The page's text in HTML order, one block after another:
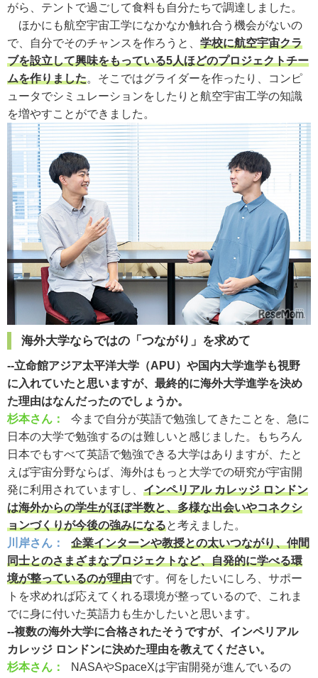
がら、テントで過ごして食料も自分たちで調達しました。
ほかにも航空宇宙工学になかなか触れ合う機会がないの
で、自分でそのチャンスを作ろうと、 学校に航空宇宙クラ
ブを設立して興味をもっている5人ほどのプロジェクトチー
ムを作りました。そこではグライダーを作ったり、コンピ
ュータでシミュレーションをしたりと航空宇宙工学の知識
を増やすことができました。
海外大学ならではの「つながり」を求めて
--立命館アジア太平洋大学（APU）や国内大学進学も視野
に入れていたと思いますが、最終的に海外大学進学を決め
た理由はなんだったのでしょうか。
杉本さん：
今まで自分が英語で勉強してきたことを、急に
日本の大学で勉強するのは難しいと感じました。もちろん
日本でもすべて英語で勉強できる大学はありますが、たと
えば宇宙分野ならば、海外はもっと大学での研究が宇宙開
発に利用されていますし、 インペリアル カレッジ ロンドン
は海外からの学生がほぼ半数と、多様な出会いやコネクシ
ョンづくりが今後の強みになると考えました。
川岸さん：
企業インターンや教授との太いつながり、仲間
同士とのさまざまなプロジェクトなど、自発的に学べる環
境が整っているのが理由です。何をしたいにしろ、サポー
トを求めれば応えてくれる環境が整っているので、これま
でに身に付いた英語力も生かしたいと思います。
--複数の海外大学に合格されたそうですが、インペリアル
カレッジ ロンドンに決めた理由を教えてください。
杉本さん：
NASAやSpaceXは宇宙開発が進んでいるの